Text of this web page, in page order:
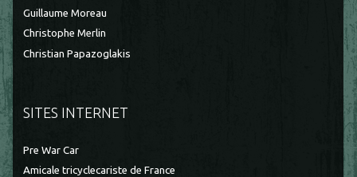
Guillaume Moreau
Christophe Merlin
Christian Papazoglakis
SITES INTERNET
Pre War Car
Amicale tricyclecariste de France